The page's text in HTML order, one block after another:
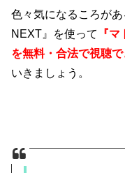
色々気になるころが
NEXT』を使って
『
を無料・合法で視聴
いきましょう。